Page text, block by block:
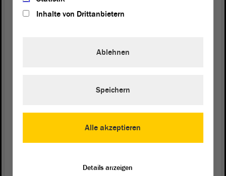
Durchlässigkeit und zur Stärkung des Schulsystems
gehört auch die Stärkung der Sekundarschulen.
Trägerschaft das Fundament für einen erfolgreichen
selbstbestimmtes Leben.
zukunftsgewandter Lehr- und Lernkonzepte, die
Inhalte von Drittanbietern
Alle akzeptieren
Ablehnen
Speichern
Details anzeigen